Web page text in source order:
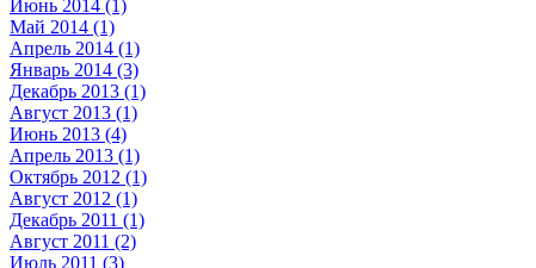
Июнь 2014 (1)
Май 2014 (1)
Апрель 2014 (1)
Январь 2014 (3)
Декабрь 2013 (1)
Август 2013 (1)
Июнь 2013 (4)
Апрель 2013 (1)
Октябрь 2012 (1)
Август 2012 (1)
Декабрь 2011 (1)
Август 2011 (2)
Июль 2011 (3)